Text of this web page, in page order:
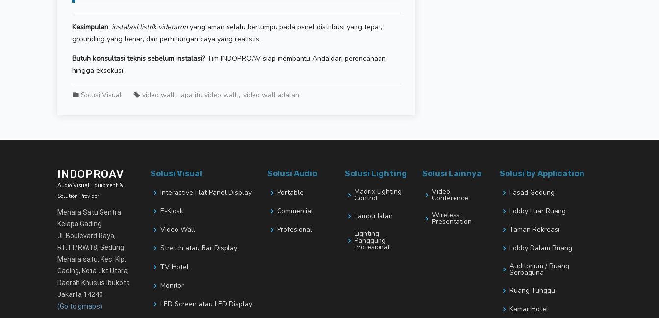
Kesimpulan, instalasi listrik videotronyang aman selalu bertumpu pada panel distribusi yang tepat,
grounding yang benar, dan perhitungan daya yang realistis.
Butuh konsultasi teknis sebelum instalasi? Tim INDOPROAV siap membantu Anda dari perencanaan
hingga eksekusi.
Solusi Visual video wall apa itu video wall video wall adalah
INDOPROAV
Audio Visual Equipment &
Solution Provider
Menara Satu Sentra
Kelapa Gading
Jl. Boulevard Raya,
RT.11/RW.18, Gedung
Menara satu, Kec. Klp.
Gading, Kota Jkt Utara,
Daerah Khusus Ibukota
Jakarta 14240
(Go to gmaps)
Solusi Visual
Interactive Flat Panel Display
E-Kiosk
Video Wall
Stretch atau Bar Display
TV Hotel
Monitor
LED Screen atau LED Display
Solusi Audio
Portable
Commercial
Profesional
Solusi Lighting
Madrix Lighting
Control
Lampu Jalan
Lighting
Panggung
Profesional
Solusi Lainnya
Video
Conference
Wireless
Presentation
Solusi by Application
Fasad Gedung
Lobby Luar Ruang
Taman Rekreasi
Lobby Dalam Ruang
Auditorium / Ruang
Serbaguna
Ruang Tunggu
Kamar Hotel